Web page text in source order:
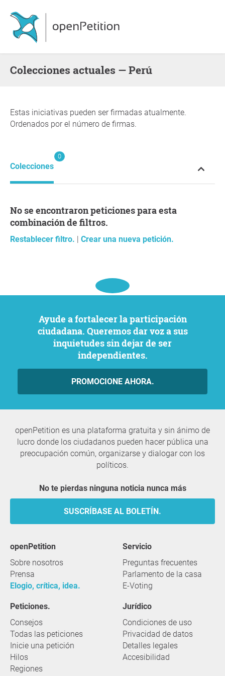
Colecciones actuales — Perú
Estas iniciativas pueden ser firmadas atualmente.
Ordenados por el número de firmas.
Colecciones
0
No se encontraron peticiones para esta
combinación de filtros.
Restablecer filtro. | Crear una nueva petición.
Ayude a fortalecer la participación
ciudadana. Queremos dar voz a sus
inquietudes sin dejar de ser
independientes.
PROMOCIONE AHORA.
openPetition es una plataforma gratuita y sin ánimo de
lucro donde los ciudadanos pueden hacer pública una
preocupación común, organizarse y dialogar con los
políticos.
No te pierdas ninguna noticia nunca más
SUSCRÍBASE AL BOLETÍN.
openPetition
Sobre nosotros
Prensa
Elogio, crítica, idea.
servicio
Preguntas frecuentes
Parlamento de la casa
E-Voting
Peticiones.
Consejos
Todas las peticiones
Inicie una petición
Hilos
Regiones
Jurídico
Condiciones de uso
Privacidad de datos
Detalles legales
Accesibilidad